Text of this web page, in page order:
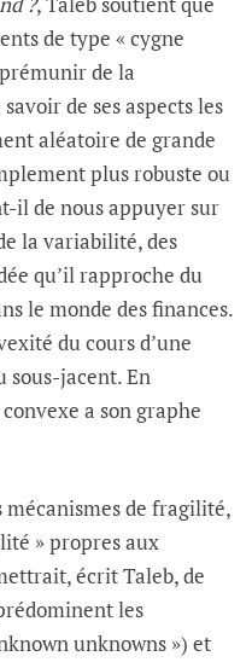
de type « cygne
de la
de ses aspects les
aléatoire de grande
plus robuste ou
il de nous appuyer sur
la variabilité, des
qu’il rapproche du
le monde des finances.
du cours d’une
sous-jacent. En
a son graphe
mécanismes de fragilité,
» propres aux
écrit Taleb, de
les
unknowns ») et